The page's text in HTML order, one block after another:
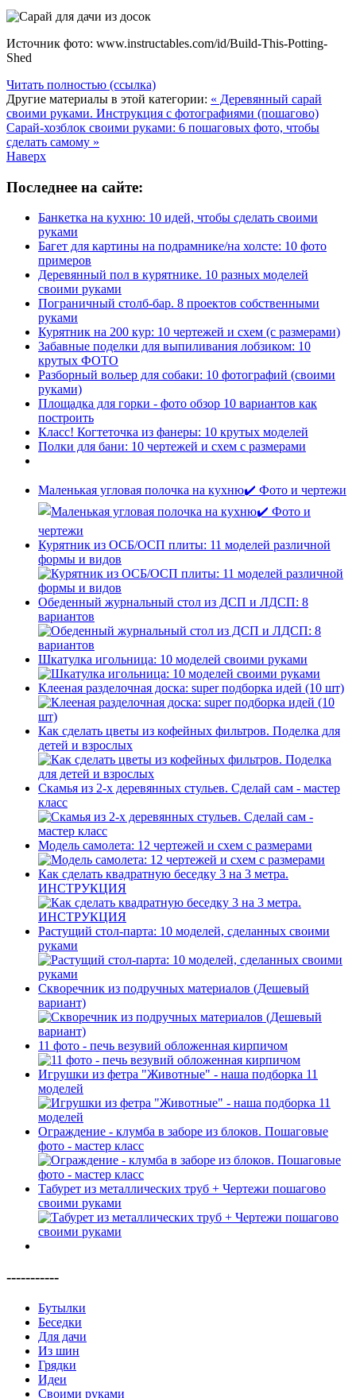
Источник фото: www.instructables.com/id/Build-This-Potting-
Shed
Читать полностью (ссылка)
Другие материалы в этой категории: « Деревянный сарай
своими руками. Инструкция с фотографиями (пошагово)
Сарай-хозблок своими руками: 6 пошаговых фото, чтобы
сделать самому »
Наверх
Последнее на сайте:
Банкетка на кухню: 10 идей, чтобы сделать своими
руками
Багет для картины на подрамнике/на холсте: 10 фото
примеров
Деревянный пол в курятнике. 10 разных моделей
своими руками
Пограничный столб-бар. 8 проектов собственными
руками
Курятник на 200 кур: 10 чертежей и схем (с размерами)
Забавные поделки для выпиливания лобзиком: 10
крутых ФОТО
Разборный вольер для собаки: 10 фотографий (своими
руками)
Площадка для горки - фото обзор 10 вариантов как
построить
Класс! Когтеточка из фанеры: 10 крутых моделей
Полки для бани: 10 чертежей и схем с размерами
Маленькая угловая полочка на кухню✔️ Фото и чертежи
Курятник из ОСБ/ОСП плиты: 11 моделей различной
формы и видов
Обеденный журнальный стол из ДСП и ЛДСП: 8
вариантов
Шкатулка игольница: 10 моделей своими руками
Клееная разделочная доска: super подборка идей (10 шт)
Как сделать цветы из кофейных фильтров. Поделка для
детей и взрослых
Скамья из 2-х деревянных стульев. Сделай сам - мастер
класс
Модель самолета: 12 чертежей и схем с размерами
Как сделать квадратную беседку 3 на 3 метра.
ИНСТРУКЦИЯ
Растущий стол-парта: 10 моделей, сделанных своими
руками
Скворечник из подручных материалов (Дешевый
вариант)
11 фото - печь везувий обложенная кирпичом
Игрушки из фетра "Животные" - наша подборка 11
моделей
Ограждение - клумба в заборе из блоков. Пошаговые
фото - мастер класс
Табурет из металлических труб + Чертежи пошагово
своими руками
-----------
Бутылки
Беседки
Для дачи
Из шин
Грядки
Идеи
Своими руками